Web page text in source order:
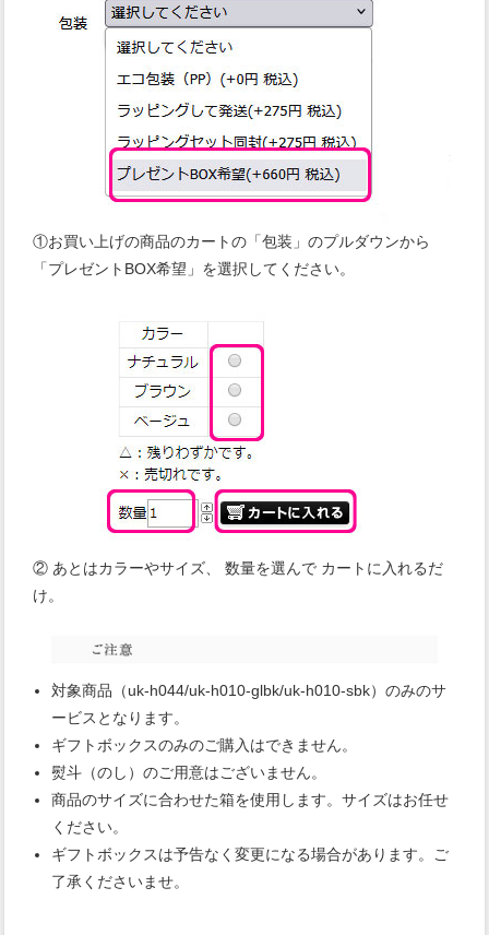
①お買い上げの商品のカートの「包装」のプルダウンから
「プレゼントBOX希望」を選択してください。
② あとはカラーやサイズ、 数量を選んで カートに入れるだ
け。
対象商品（uk-h044/uk-h010-glbk/uk-h010-sbk）のみのサ
ービスとなります。
ギフトボックスのみのご購入はできません。
熨斗（のし）のご用意はございません。
商品のサイズに合わせた箱を使用します。サイズはお任せ
ください。
ギフトボックスは予告なく変更になる場合があります。ご
了承くださいませ。